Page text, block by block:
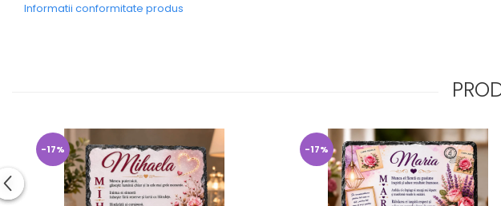
Informatii conformitate produs
-17% -17%